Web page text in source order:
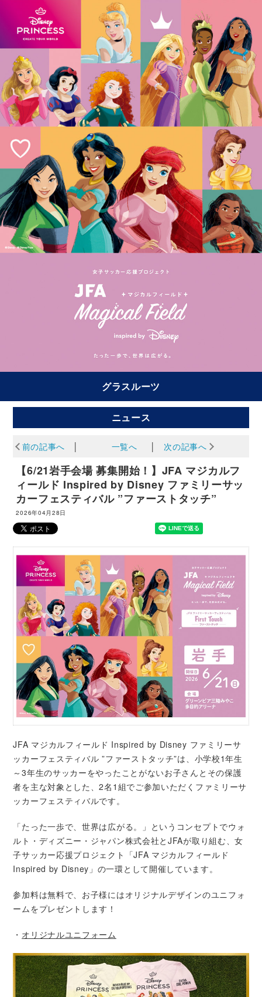
グラスルーツ
ニュース
前の記事へ │ 一覧へ │ 次の記事へ
【6/21岩手会場 募集開始！】JFA マジカルフ
ィールド Inspired by Disney ファミリーサッ
カーフェスティバル ”ファーストタッチ”
2026年04月28日
JFA マジカルフィールド Inspired by Disney ファミリーサ
ッカーフェスティバル ”ファーストタッチ”は、小学校1年生
～3年生のサッカーをやったことがないお子さんとその保護
者を主な対象とした、2名1組でご参加いただくファミリーサ
ッカーフェスティバルです。
「たった一歩で、世界は広がる。」というコンセプトでウォ
ルト・ディズニー・ジャパン株式会社とJFAが取り組む、女
子サッカー応援プロジェクト「JFA マジカルフィールド
Inspired by Disney」の一環として開催しています。
参加料は無料で、お子様にはオリジナルデザインのユニフォ
ームをプレゼントします！
・ オリジナルユニフォーム